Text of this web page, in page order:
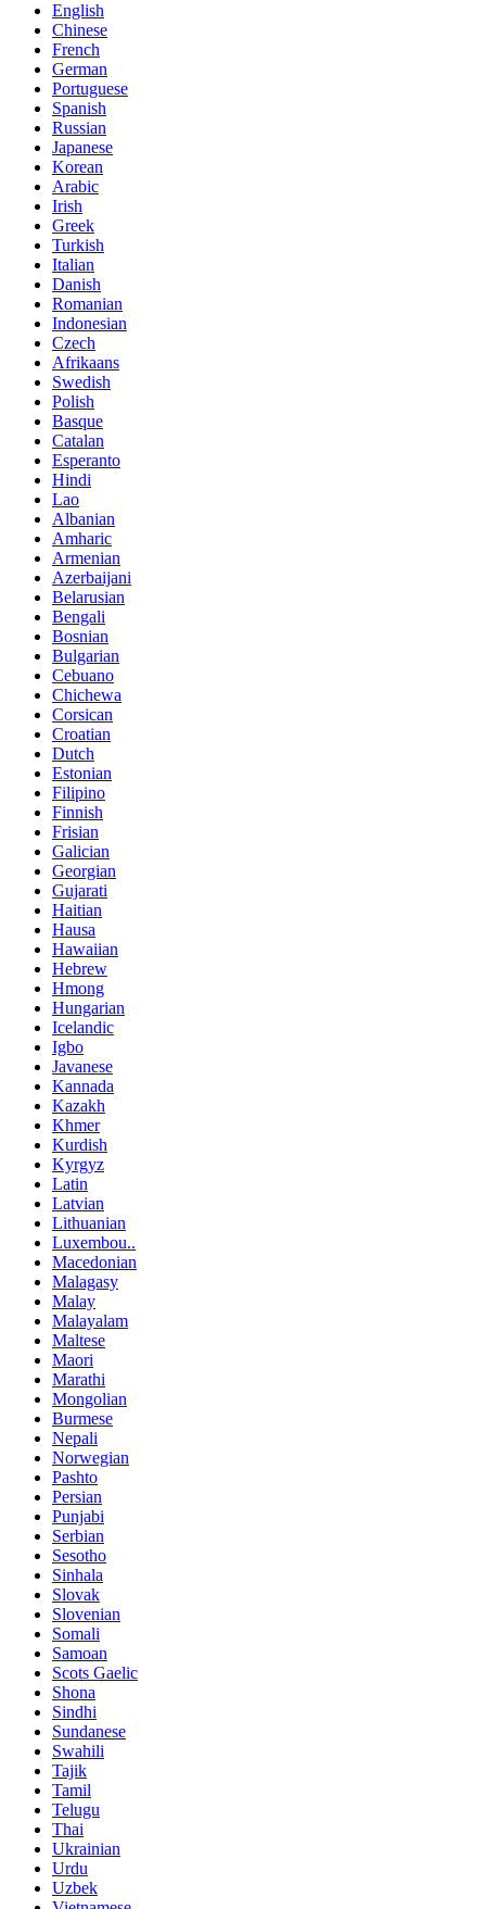
English
Chinese
French
German
Portuguese
Spanish
Russian
Japanese
Korean
Arabic
Irish
Greek
Turkish
Italian
Danish
Romanian
Indonesian
Czech
Afrikaans
Swedish
Polish
Basque
Catalan
Esperanto
Hindi
Lao
Albanian
Amharic
Armenian
Azerbaijani
Belarusian
Bengali
Bosnian
Bulgarian
Cebuano
Chichewa
Corsican
Croatian
Dutch
Estonian
Filipino
Finnish
Frisian
Galician
Georgian
Gujarati
Haitian
Hausa
Hawaiian
Hebrew
Hmong
Hungarian
Icelandic
Igbo
Javanese
Kannada
Kazakh
Khmer
Kurdish
Kyrgyz
Latin
Latvian
Lithuanian
Luxembou..
Macedonian
Malagasy
Malay
Malayalam
Maltese
Maori
Marathi
Mongolian
Burmese
Nepali
Norwegian
Pashto
Persian
Punjabi
Serbian
Sesotho
Sinhala
Slovak
Slovenian
Somali
Samoan
Scots Gaelic
Shona
Sindhi
Sundanese
Swahili
Tajik
Tamil
Telugu
Thai
Ukrainian
Urdu
Uzbek